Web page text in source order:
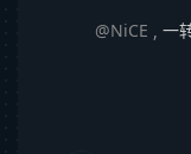
@NiCE ,一